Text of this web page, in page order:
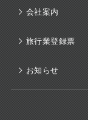
会社案内
旅行業登録票
お知らせ